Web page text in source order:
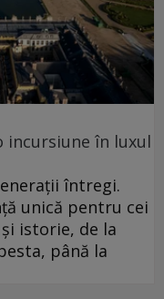
incursiune în luxul
întregi.
unică pentru cei
istorie, de la
până la